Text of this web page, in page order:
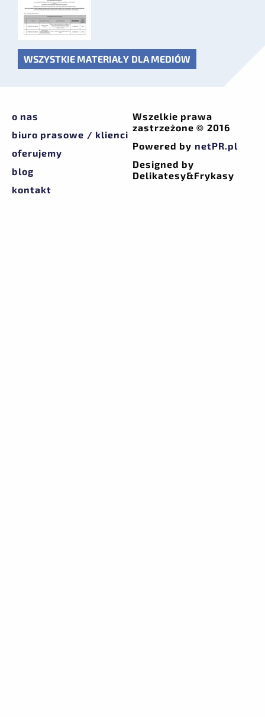
WSZYSTKIE MATERIAŁY DLA MEDIÓW
o nas
biuro prasowe / klienci
oferujemy
blog
kontakt
Wszelkie prawa
zastrzeżone © 2016
Powered by netPR.pl
Designed by
Delikatesy&Frykasy